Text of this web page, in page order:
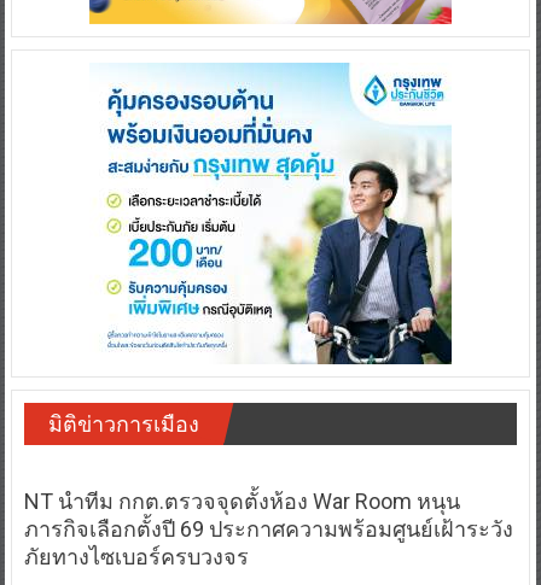
มิติข่าวการเมือง
NT นำทีม กกต.ตรวจจุดตั้งห้อง War Room หนุน
ภารกิจเลือกตั้งปี 69 ประกาศความพร้อมศูนย์เฝ้าระวัง
ภัยทางไซเบอร์ครบวงจร